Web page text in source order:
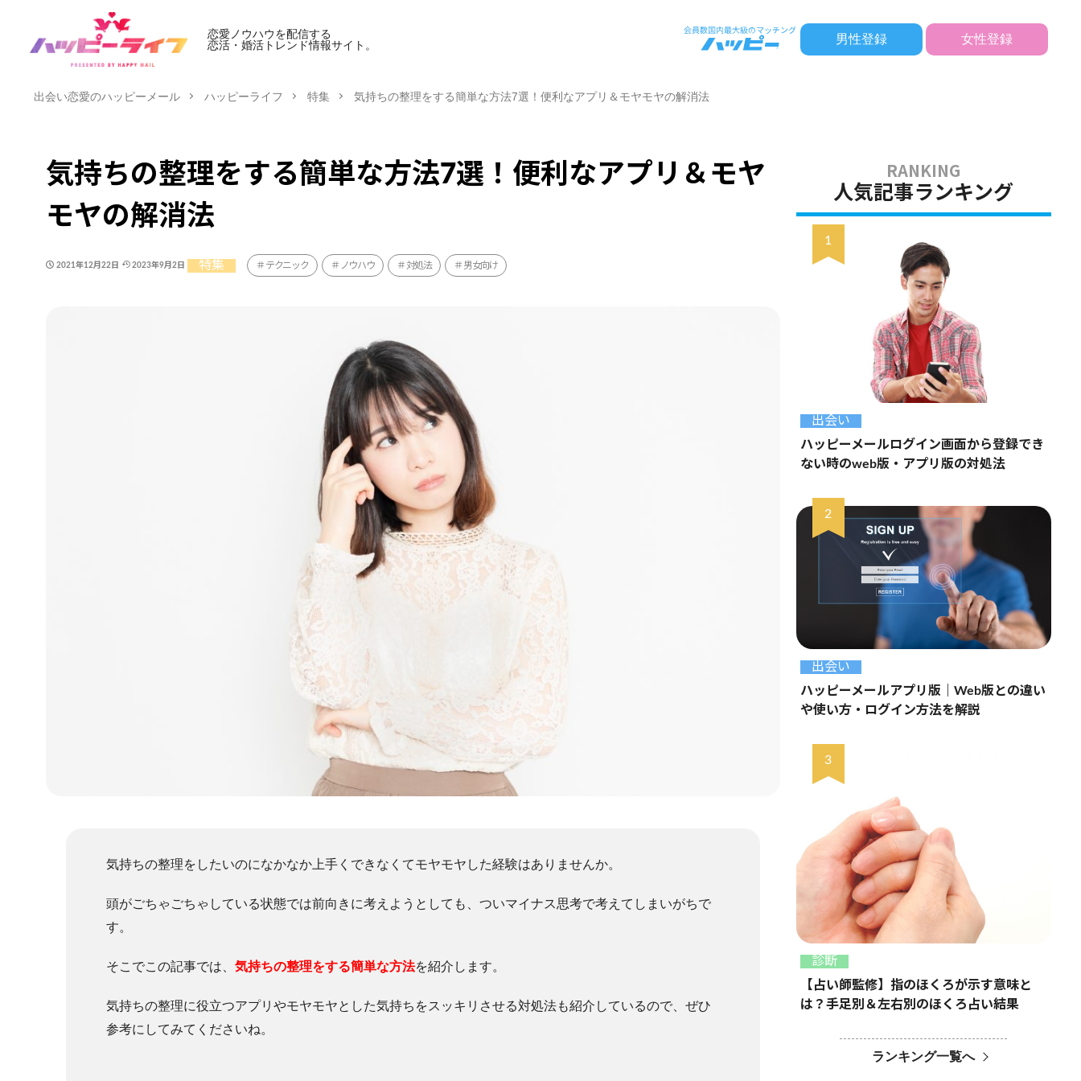
恋愛ノウハウを配信する
恋活・婚活トレンド情報サイト。
男性登録 女性登録
出会い恋愛のハッピーメール ハッピーライフ 特集 気持ちの整理をする簡単な方法7選！便利なアプリ＆モヤモヤの解消法
気持ちの整理をする簡単な方法7選！便利なアプリ＆モヤ
モヤの解消法
2021年12月22日 2023年9月2日 特集 テクニック ノウハウ 対処法 男女向け
気持ちの整理をしたいのになかなか上手くできなくてモヤモヤした経験はありませんか。
頭がごちゃごちゃしている状態では前向きに考えようとしても、ついマイナス思考で考えてしまいがちで
す。
そこでこの記事では、 気持ちの整理をする簡単な方法を紹介します。
気持ちの整理に役立つアプリやモヤモヤとした気持ちをスッキリさせる対処法も紹介しているので、ぜひ
参考にしてみてくださいね。
人気記事ランキング
出会い
ハッピーメールログイン画面から登録でき
ない時のweb版・アプリ版の対処法
出会い
ハッピーメールアプリ版｜Web版との違い
や使い方・ログイン方法を解説
診断
【占い師監修】指のほくろが示す意味と
は？手足別＆左右別のほくろ占い結果
ランキング一覧へ